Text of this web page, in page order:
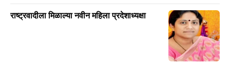
राष्ट्रवादीला मिळाल्या नवीन महिला प्रदेशाध्यक्षा